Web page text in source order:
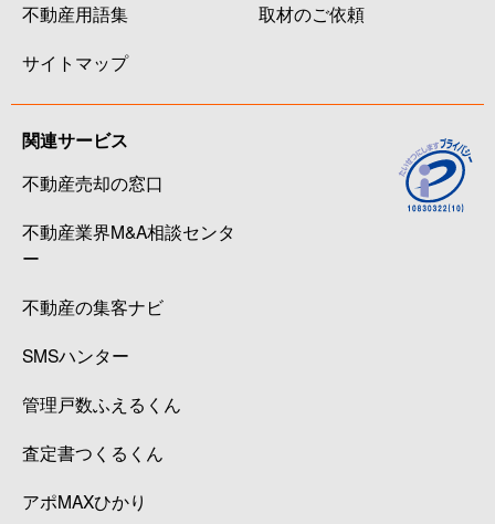
不動産用語集
サイトマップ
取材のご依頼
関連サービス
不動産売却の窓口
不動産業界M&A相談センタ
ー
不動産の集客ナビ
SMSハンター
管理戸数ふえるくん
査定書つくるくん
アポMAXひかり